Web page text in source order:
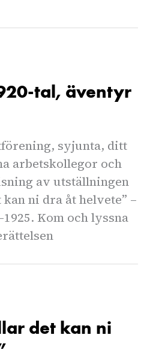
tal, äventyr
syjunta, ditt
arbetskollegor och
av utställningen
ni dra åt helvete” –
Kom och lyssna
det kan ni